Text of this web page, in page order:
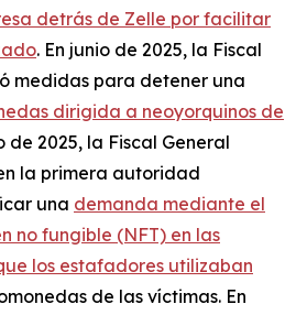
detrás de Zelle por facilitar
. En junio de 2025, la Fiscal
medidas para detener una
dirigida a neoyorquinos de
de 2025, la Fiscal General
la primera autoridad
una demanda mediante el
no fungible (NFT) en las
los estafadores utilizaban
de las víctimas. En